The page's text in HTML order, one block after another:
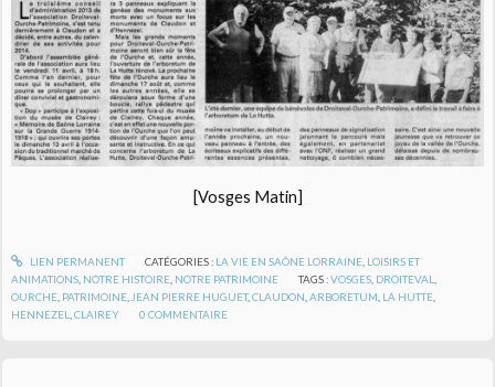
[Vosges Matin]
LIEN PERMANENT CATÉGORIES : LA VIE EN SAÔNE LORRAINE, LOISIRS ET
ANIMATIONS NOTRE HISTOIRE NOTRE PATRIMOINE TAGS :VOSGES DROITEVAL
OURCHE PATRIMOINE JEAN PIERRE HUGUET,CLAUDON ,ARBORETUM LA HUTTE
HENNEZEL ,CLAIREY 0 COMMENTAIRE